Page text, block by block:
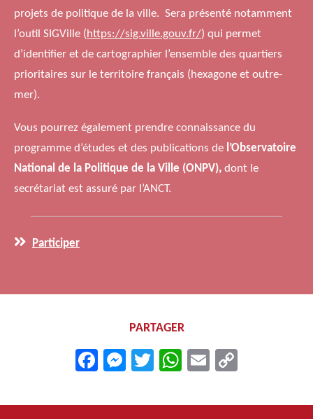
projets de politique de la ville. Sera présenté notamment
l’outil SIGVille (https://sig.ville.gouv.fr/) qui permet
d’identifier et de cartographier l’ensemble des quartiers
prioritaires sur le territoire français (hexagone et outre-
mer).
Vous pourrez également prendre connaissance du
programme d’études et des publications de l’Observatoire
National de la Politique de la Ville (ONPV), dont le
secrétariat est assuré par l’ANCT.
Participer
PARTAGER
Facebook
Messenger
TwitterWhatsApp
Email